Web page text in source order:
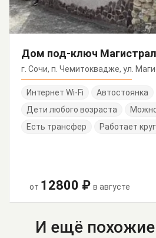
Дом под-ключ
г. Сочи, п. Чемитоквадже, ул.
Интернет Wi-Fi
Автостоянка
Дети любого возраста
Есть трансфер
Работает
от 12800 ₽ в августе
И ещё